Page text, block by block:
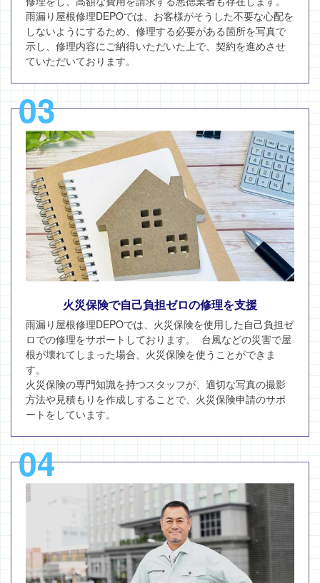
雨漏り屋根修理DEPOでは、お客様がそうした不要な心配を
しないようにするため、修理する必要がある箇所を写真で
示し、修理内容にご納得いただいた上で、契約を進めさせ
ていただいております。
03
火災保険で自己負担ゼロの修理を支援
雨漏り屋根修理DEPOでは、火災保険を使用した自己負担ゼ
ロでの修理をサポートしております。 台風などの災害で屋
根が壊れてしまった場合、火災保険を使うことができま
す。
火災保険の専門知識を持つスタッフが、適切な写真の撮影
方法や見積もりを作成しすることで、火災保険申請のサポ
ートをしています。
04